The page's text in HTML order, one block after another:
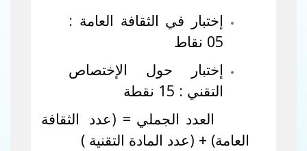
إختبار في الثقافة العامة :
05 نقاط
إختبار حول الإختصاص
التقني : 15 نقطة
العدد الجملي = (عدد الثقافة
العامة) + (عدد المادة التقنية )